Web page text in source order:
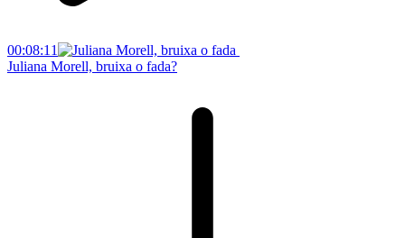
00:08:11
Juliana Morell, bruixa o fada?